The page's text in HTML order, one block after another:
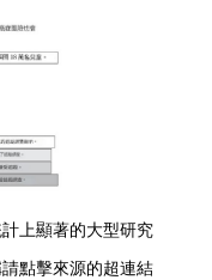
上顯著的大型研究
點擊來源的超連結